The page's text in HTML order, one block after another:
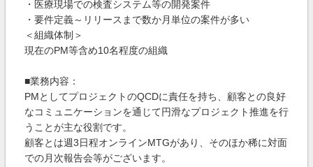
・医療現場での検査システム等の開発案件
・要件定義～リリースまで数か月単位の案件が多い
＜組織体制＞
現在のPM等含め10名程度の組織
■業務内容：
PMとしてプロジェクトのQCDに責任を持ち、顧客との良好
なコミュニケーションを通じて円滑なプロジェクト推進を行
うことが主な役割です。
顧客とは週3日程オンラインMTGがあり、そのほか稀に対面
での月次報告会等がございます。